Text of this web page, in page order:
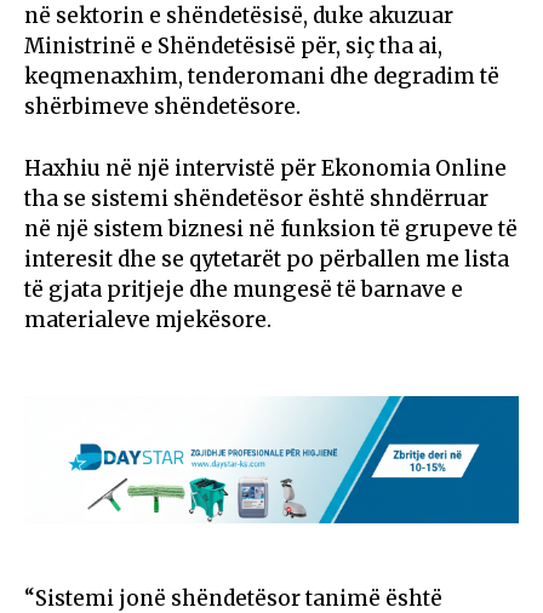
në sektorin e shëndetësisë, duke akuzuar
Ministrinë e Shëndetësisë për, siç tha ai,
keqmenaxhim, tenderomani dhe degradim të
shërbimeve shëndetësore.
Haxhiu në një intervistë për Ekonomia Online
tha se sistemi shëndetësor është shndërruar
në një sistem biznesi në funksion të grupeve të
interesit dhe se qytetarët po përballen me lista
të gjata pritjeje dhe mungesë të barnave e
materialeve mjekësore.
“Sistemi jonë shëndetësor tanimë është